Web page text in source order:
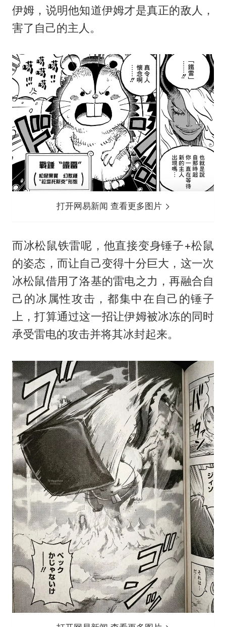
伊姆，说明他知道伊姆才是真正的敌人，
害了自己的主人。
打开网易新闻 查看更多图片
而冰松鼠铁雷呢，他直接变身锤子+松鼠
的姿态，而让自己变得十分巨大，这一次
冰松鼠借用了洛基的雷电之力，再融合自
己的冰属性攻击，都集中在自己的锤子
上，打算通过这一招让伊姆被冰冻的同时
承受雷电的攻击并将其冰封起来。